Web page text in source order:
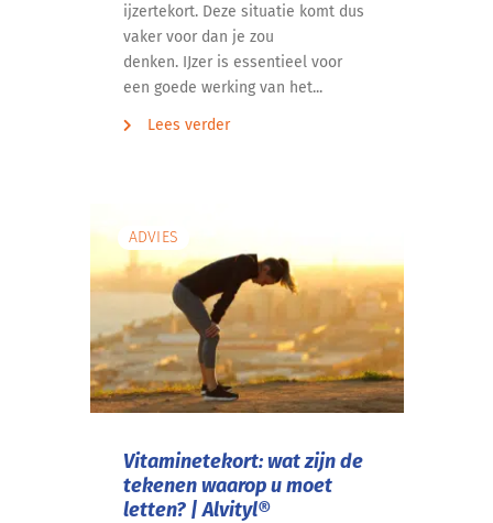
ijzertekort. Deze situatie komt dus
vaker voor dan je zou
denken. IJzer is essentieel voor
een goede werking van het...
Lees verder
ADVIES
Vitaminetekort: wat zijn de
tekenen waarop u moet
letten? | Alvityl®